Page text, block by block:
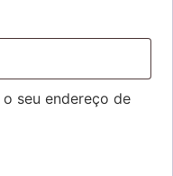
seu endereço de